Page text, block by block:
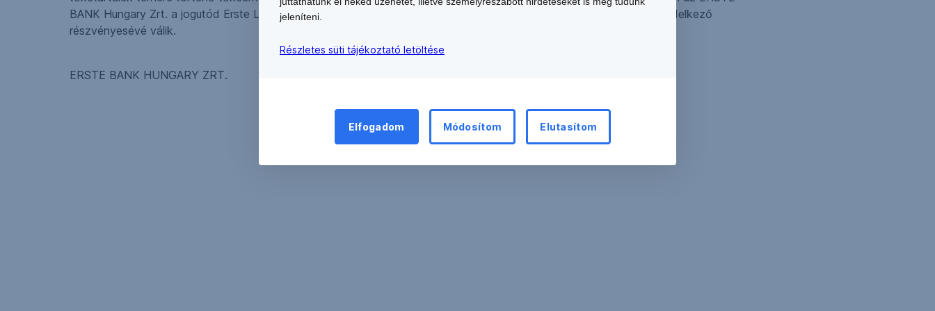
BANK Hungary Zrt. a jogutód Erste Leasing Eszközfinanszírozási Zrt. 98,04 %-os mértékű minősített befolyással rendelkező
részvényesévé válik.
ERSTE BANK HUNGARY ZRT.
jeleníteni.
Részletes süti tájékoztató letöltése
Elfogadom Módosítom Elutasítom